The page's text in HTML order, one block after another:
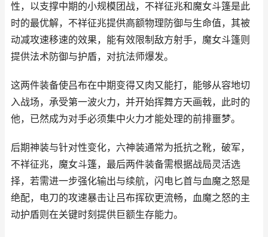
性，以支撑中期的小规模团战，不祥征兆和魔女斗篷是此
时的最优解，不祥征兆提供高额物理防御与生命值，其被
动减攻速移速的效果，能有效限制敌方射手，魔女斗篷则
提供法术防御与护盾，对抗法师爆发。
这两件装备使吕布在中期变得又肉又能打，能够从容地切
入战场，承受第一波火力，并开始挥舞方天画戟，此时的
他，已然成为对手必须集中火力才能处理的前排噩梦。
后期神装与针对性变化，六神装通常为抵抗之靴，破军，
不祥征兆，魔女斗篷，最后两件装备需根据战局灵活选
择，若需进一步强化输出与续航，闪电匕首与血魔之怒是
绝配，电刀的攻速暴击让吕布挥砍更流畅，血魔之怒的主
动护盾则在关键时刻提供巨额生存能力。